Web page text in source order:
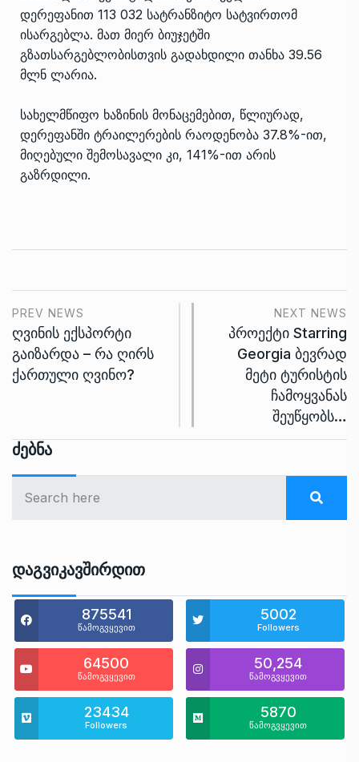
დერეფანით 113 032 სატრანზიტო სატვირთომ
ისარგებლა. მათ მიერ ბიუჯეტში
გზათსარგებლობისთვის გადახდილი თანხა 39.56
მლნ ლარია.
სახელმწიფო ხაზინის მონაცემებით, წლიურად,
დერეფანში ტრაილერების რაოდენობა 37.8%-ით,
მიღებული შემოსავალი კი, 141%-ით არის
გაზრდილი.
PREV NEWS
ღვინის ექსპორტი
გაიზარდა – რა ღირს
ქართული ღვინო?
NEXT NEWS
პროექტი Starring
Georgia ბევრად
მეტი ტურისტის
ჩამოყვანას
შეუწყობს…
Ძებნა
Დაგვიკავშირდით
875541
წამოგვყევით
5002
Followers
64500
წამოგვყევით
50,254
წამოგვყევით
23434
Followers
5870
წამოგვყევით